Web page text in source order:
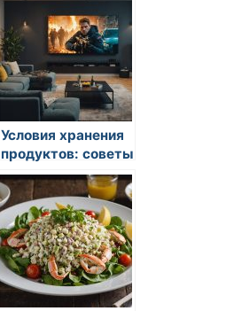
Условия хранения
продуктов: советы